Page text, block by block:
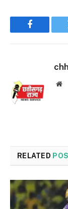
Facebook
RELATED